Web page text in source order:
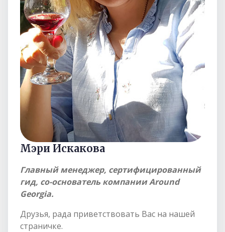
Мэри Искакова
Главный менеджер, сертифицированный
гид, со-основатель компании Around
Georgia.
Друзья, рада приветствовать Вас на нашей
страничке.